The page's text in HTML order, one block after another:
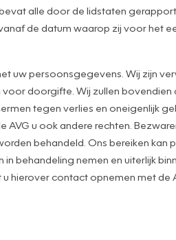
alle door de lidstaten
de datum waarop zij voor het
persoonsgegevens. Wij zijn
doorgifte. Wij zullen bovendien
tegen verlies en oneigenlijk
u ook andere rechten.
behandeld. Ons bereiken kan
behandeling nemen en uiterlijk
hierover contact opnemen met